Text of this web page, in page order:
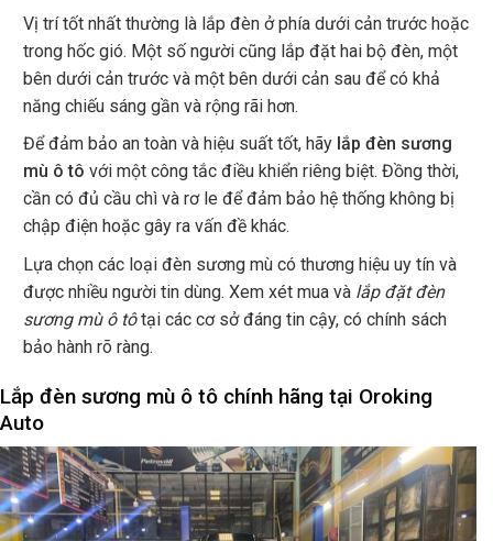
Vị trí tốt nhất thường là lắp đèn ở phía dưới cản trước hoặc
trong hốc gió. Một số người cũng lắp đặt hai bộ đèn, một
bên dưới cản trước và một bên dưới cản sau để có khả
năng chiếu sáng gần và rộng rãi hơn.
Để đảm bảo an toàn và hiệu suất tốt, hãy lắp đèn sương
mù ô tô với một công tắc điều khiển riêng biệt. Đồng thời,
cần có đủ cầu chì và rơ le để đảm bảo hệ thống không bị
chập điện hoặc gây ra vấn đề khác.
Lựa chọn các loại đèn sương mù có thương hiệu uy tín và
được nhiều người tin dùng. Xem xét mua và lắp đặt đèn
sương mù ô tôtại các cơ sở đáng tin cậy, có chính sách
bảo hành rõ ràng.
Lắp đèn sương mù ô tô chính hãng tại Oroking
Auto